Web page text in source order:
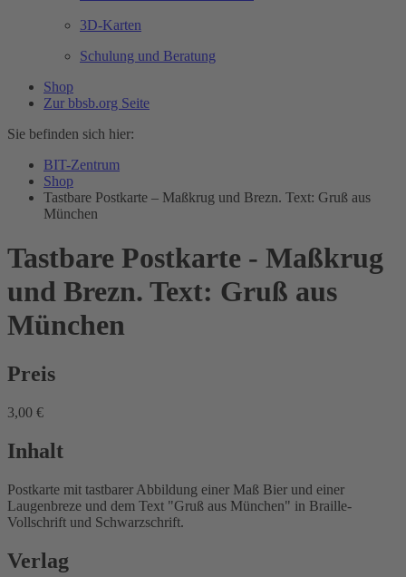
3D-Karten
Schulung und Beratung
Shop
Zur bbsb.org Seite
Sie befinden sich hier:
BIT-Zentrum
Shop
Tastbare Postkarte – Maßkrug und Brezn. Text: Gruß aus
München
Tastbare Postkarte - Maßkrug
und Brezn. Text: Gruß aus
München
Preis
3,00 €
Inhalt
Postkarte mit tastbarer Abbildung einer Maß Bier und einer
Laugenbreze und dem Text "Gruß aus München" in Braille-
Vollschrift und Schwarzschrift.
Verlag